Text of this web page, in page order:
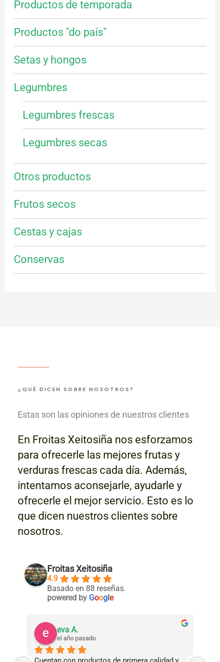
Productos de temporada
Productos "do país"
Setas y hongos
Legumbres
Legumbres frescas
Legumbres secas
Otros productos
Frutos secos
Cestas y cajas
Conservas
¿QUÉ DICEN SOBRE NOSOTROS?
Estas son las opiniones de nuestros clientes
En Froitas Xeitosiña nos esforzamos
para ofrecerle las mejores frutas y
verduras frescas cada día. Además,
intentamos aconsejarle, ayudarle y
ofrecerle el mejor servicio. Esto es lo
que dicen nuestros clientes sobre
nosotros.
Froitas Xeitosiña
4.9
Basado en 88 reseñas.
powered by Google
eva A.
el año pasado